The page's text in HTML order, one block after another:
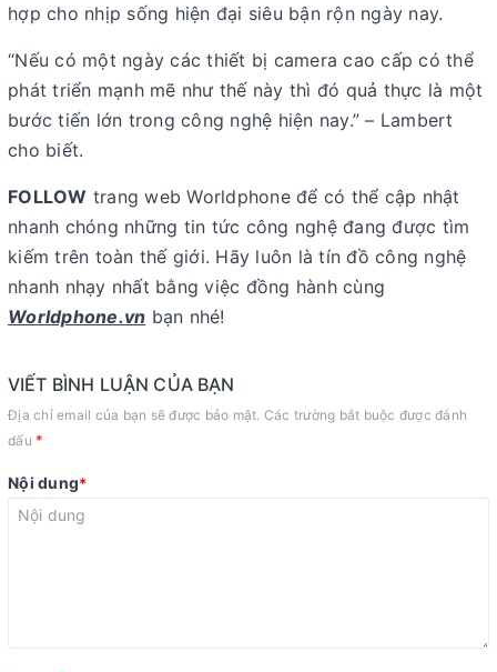
hợp cho nhịp sống hiện đại siêu bận rộn ngày nay.
“Nếu có một ngày các thiết bị camera cao cấp có thể
phát triển mạnh mẽ như thế này thì đó quả thực là một
bước tiến lớn trong công nghệ hiện nay.” – Lambert
cho biết.
FOLLOW trang web Worldphone để có thể cập nhật
nhanh chóng những tin tức công nghệ đang được tìm
kiếm trên toàn thế giới. Hãy luôn là tín đồ công nghệ
nhanh nhạy nhất bằng việc đồng hành cùng
Worldphone.vn bạn nhé!
VIẾT BÌNH LUẬN CỦA BẠN
Địa chỉ email của bạn sẽ được bảo mật. Các trường bắt buộc được đánh
dấu *
Nội dung*